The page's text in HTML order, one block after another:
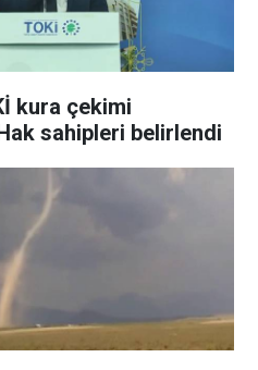
kura çekimi
sahipleri belirlendi